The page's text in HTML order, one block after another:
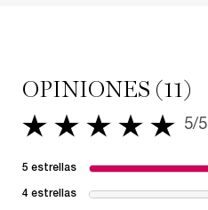
OPINIONES (11)
5 de 5 estrellas. 5/5
5 estrellas
4 estrellas